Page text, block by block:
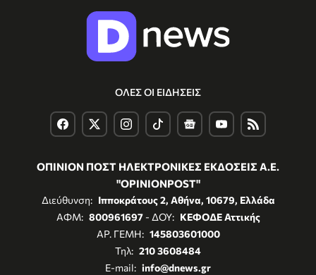
ΟΛΕΣ ΟΙ ΕΙΔΗΣΕΙΣ
ΟΠΙΝΙΟΝ ΠΟΣΤ ΗΛΕΚΤΡΟΝΙΚΕΣ ΕΚΔΟΣΕΙΣ Α.Ε.
"OPINIONPOST"
Διεύθυνση: Ιπποκράτους 2, Αθήνα, 10679, Ελλάδα
ΑΦΜ: 800961697- ΔΟΥ: ΚΕΦΟΔΕ Αττικής
ΑΡ. ΓΕΜΗ: 145803601000
Τηλ: 210 3608484
E-mail: info@dnews.gr